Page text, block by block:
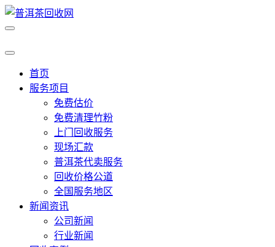
首页
服务项目
免费估价
免费清理竹粉
上门回收服务
现场汇款
普洱茶代卖服务
回收价格公道
全国服务地区
新闻资讯
公司新闻
行业新闻